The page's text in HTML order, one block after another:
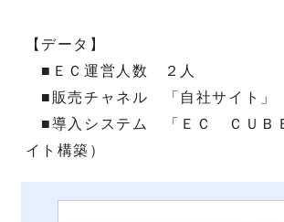
【データ】
■ＥＣ運営人数 ２人
■販売チャネル 「自社サイト」
■導入システム 「ＥＣ ＣＵＢ
イト構築）